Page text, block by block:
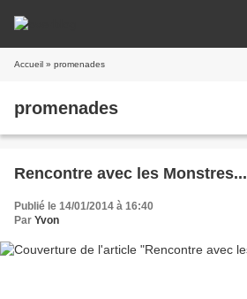
Accueil » promenades
promenades
Rencontre avec les Monstres...
Publié le 14/01/2014 à 16:40
Par Yvon